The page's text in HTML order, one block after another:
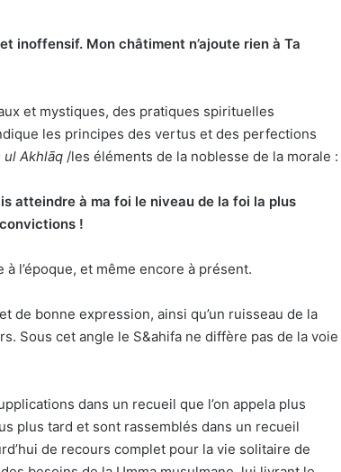
inoffensif. Mon châtiment n’ajoute rien à Ta
et mystiques, des pratiques spirituelles
les principes des vertus et des perfections
ul Akhlāq /les éléments de la noblesse de la morale :
atteindre à ma foi le niveau de la foi la plus
!
l’époque, et même encore à présent.
de bonne expression, ainsi qu’un ruisseau de la
Sous cet angle le S&ahifa ne diffère pas de la voie
dans un recueil que l’on appela plus
plus tard et sont rassemblés dans un recueil
de recours complet pour la vie solitaire de